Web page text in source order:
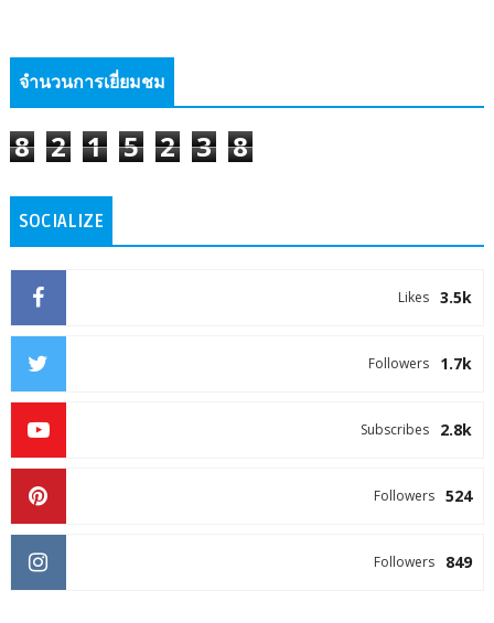
จำนวนการเยี่ยมชม
8 2 1 5 2 3 8
SOCIALIZE
3.5k
Likes
1.7k
Followers
2.8k
Subscribes
524
Followers
849
Followers